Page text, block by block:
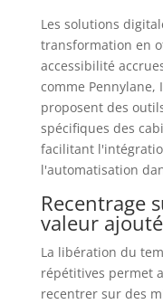
Les solutions
transformation en
accessibilité
comme Pennylane,
proposent des
spécifiques des
facilitant
l'automatisation
Recentrage
valeur
La libération du
répétitives permet
recentrer sur des